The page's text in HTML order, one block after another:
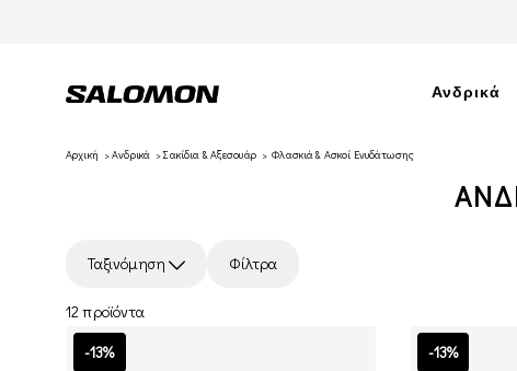
Ανδρικά
Αρχική Ανδρικά Σακίδια & Αξεσουάρ Φλασκιά & Ασκοί Ενυδάτωσης
Ταξινόμηση Φίλτρα
12 προϊόντα
-13%
-13%